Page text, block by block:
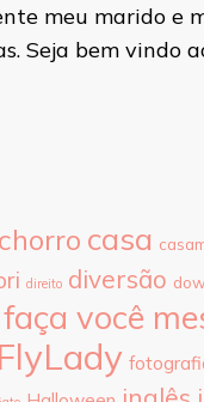
meu marido e
Seja bem vindo
casa
direito diversão
faça você
FlyLady